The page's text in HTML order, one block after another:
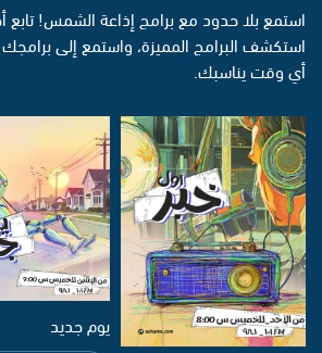
استمع بلا حدود مع برامج إذاعة الشمس! تابع
استكشف البرامج المميزة، واستمع إلى
أي وقت يناسبك.
يوم جديد